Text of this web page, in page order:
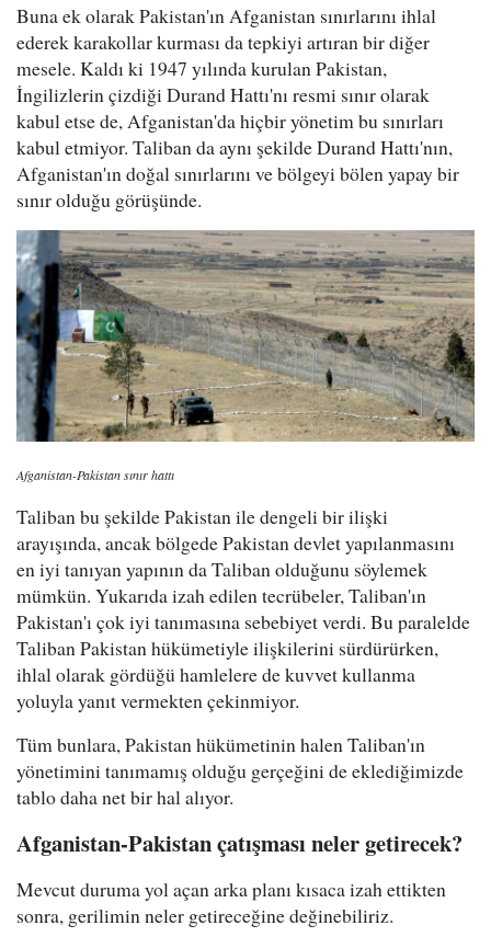
Buna ek olarak Pakistan'ın Afganistan sınırlarını ihlal
ederek karakollar kurması da tepkiyi artıran bir diğer
mesele. Kaldı ki 1947 yılında kurulan Pakistan,
İngilizlerin çizdiği Durand Hattı'nı resmi sınır olarak
kabul etse de, Afganistan'da hiçbir yönetim bu sınırları
kabul etmiyor. Taliban da aynı şekilde Durand Hattı'nın,
Afganistan'ın doğal sınırlarını ve bölgeyi bölen yapay bir
sınır olduğu görüşünde.
Afganistan-Pakistan sınır hattı
Taliban bu şekilde Pakistan ile dengeli bir ilişki
arayışında, ancak bölgede Pakistan devlet yapılanmasını
en iyi tanıyan yapının da Taliban olduğunu söylemek
mümkün. Yukarıda izah edilen tecrübeler, Taliban'ın
Pakistan'ı çok iyi tanımasına sebebiyet verdi. Bu paralelde
Taliban Pakistan hükümetiyle ilişkilerini sürdürürken,
ihlal olarak gördüğü hamlelere de kuvvet kullanma
yoluyla yanıt vermekten çekinmiyor.
Tüm bunlara, Pakistan hükümetinin halen Taliban'ın
yönetimini tanımamış olduğu gerçeğini de eklediğimizde
tablo daha net bir hal alıyor.
Afganistan-Pakistan çatışması neler getirecek?
Mevcut duruma yol açan arka planı kısaca izah ettikten
sonra, gerilimin neler getireceğine değinebiliriz.